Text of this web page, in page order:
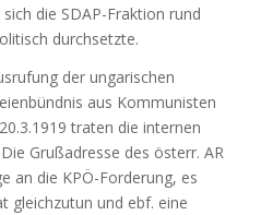
die SDAP-Fraktion rund
durchsetzte.
der ungarischen
aus Kommunisten
traten die internen
Grußadresse des österr. AR
an die KPÖ-Forderung, es
gleichzutun und ebf. eine